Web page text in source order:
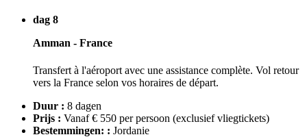
dag 8
Amman - France
Transfert à l'aéroport avec une assistance complète. Vol retour
vers la France selon vos horaires de départ.
Duur : 8 dagen
Prijs : Vanaf € 550 per persoon (exclusief vliegtickets)
Bestemmingen: : Jordanie